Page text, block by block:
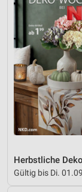
Herbstliche
Gültig bis Di.
Entwicklung
Verwendung
Inhalten
IAB-Besonderheiten:
Verwendung
Geräte
Informationen
Nicht-IAB-
Notwendig